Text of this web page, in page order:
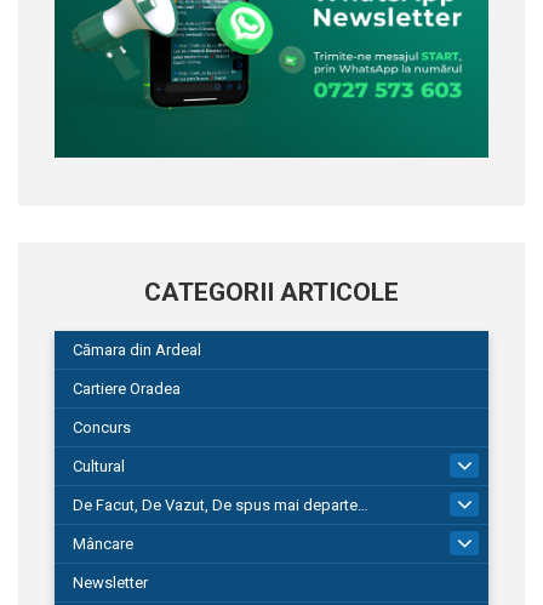
CATEGORII ARTICOLE
Cămara din Ardeal
Cartiere Oradea
Concurs
Cultural
De Facut, De Vazut, De spus mai departe…
580
Mâncare
Newsletter